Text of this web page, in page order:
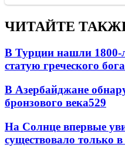
ЧИТАЙТЕ
В Турции нашли
статую греческого бога
В Азербайджане
бронзового века529
На Солнце впервые
существовало только